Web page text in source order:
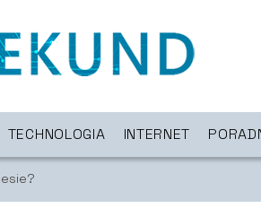
TECHNOLOGIA INTERNET